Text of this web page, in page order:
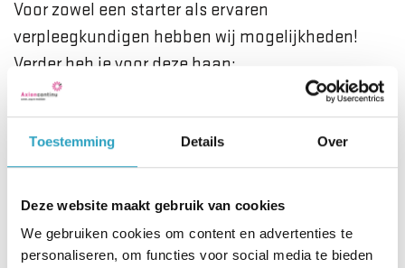
Toestemming Details Over
Deze website maakt gebruik van cookies
We gebruiken cookies om content en advertenties te
personaliseren, om functies voor social media te bieden
Voor zowel een starter als ervaren
verpleegkundigen hebben wij mogelijkheden!
Verder heb je voor deze baan:
Een mbo-4 of hbo-diploma verpleegkundige.
Geen bezwaar tegen onregelmatig werk en
wisselende diensten (dag-, avond-, nacht- en
Affiniteit met de ouderenzorg en bij voorkeur
(recente) werkervaring.